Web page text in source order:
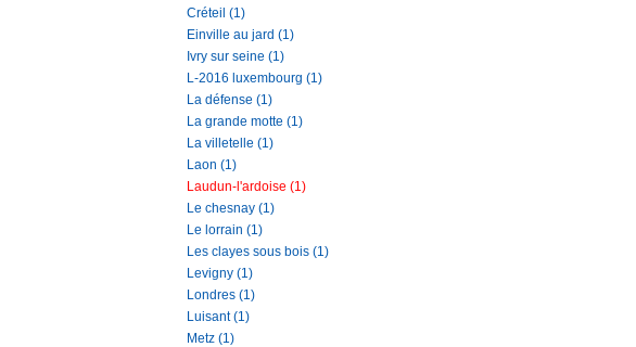
Créteil (1)
Einville au jard (1)
Ivry sur seine (1)
L-2016 luxembourg (1)
La défense (1)
La grande motte (1)
La villetelle (1)
Laon (1)
Laudun-l'ardoise (1)
Le chesnay (1)
Le lorrain (1)
Les clayes sous bois (1)
Levigny (1)
Londres (1)
Luisant (1)
Metz (1)